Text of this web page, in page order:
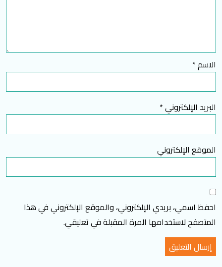
الاسم*
البريد الإلكتروني*
الموقع الإلكتروني
احفظ اسمي، بريدي الإلكتروني، والموقع الإلكتروني في هذا
المتصفح لاستخدامها المرة المقبلة في تعليقي.